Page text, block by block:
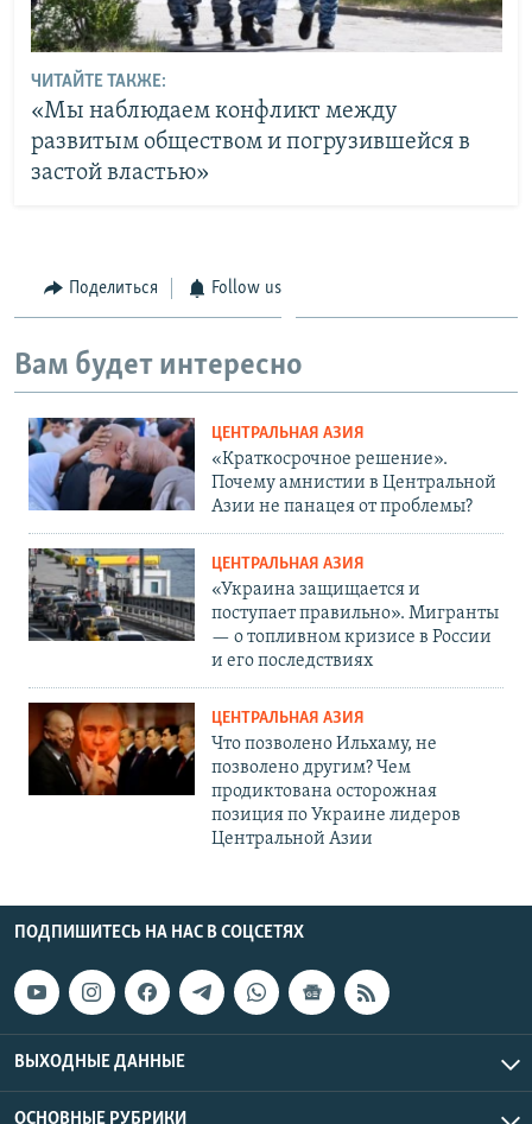
ЧИТАЙТЕ ТАКЖЕ:
«Мы наблюдаем конфликт между
развитым обществом и погрузившейся в
застой властью»
Поделиться Follow us
Вам будет интересно
ЦЕНТРАЛЬНАЯ АЗИЯ
«Краткосрочное решение».
Почему амнистии в Центральной
Азии не панацея от проблемы?
ЦЕНТРАЛЬНАЯ АЗИЯ
«Украина защищается и
поступает правильно». Мигранты
— о топливном кризисе в России
и его последствиях
ЦЕНТРАЛЬНАЯ АЗИЯ
Что позволено Ильхаму, не
позволено другим? Чем
продиктована осторожная
позиция по Украине лидеров
Центральной Азии
ПОДПИШИТЕСЬ НА НАС В СОЦСЕТЯХ
ВЫХОДНЫЕ ДАННЫЕ
ОСНОВНЫЕ РУБРИКИ